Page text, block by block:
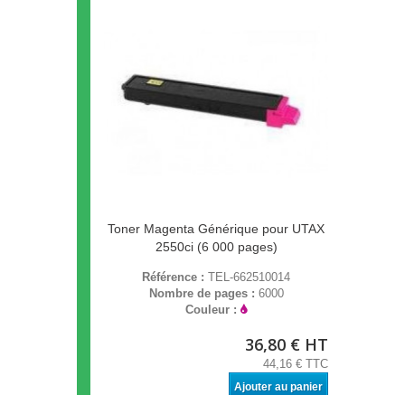
Toner Magenta Générique pour UTAX
2550ci (6 000 pages)
Référence : TEL-662510014
Nombre de pages : 6000
Couleur :
36,80 € HT
44,16 € TTC
Ajouter au panier